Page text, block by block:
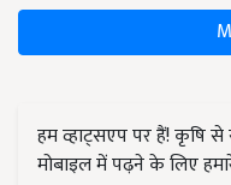
हम व्हाट्सएप पर हैं! कृषि
मोबाइल में पढ़ने के लिए